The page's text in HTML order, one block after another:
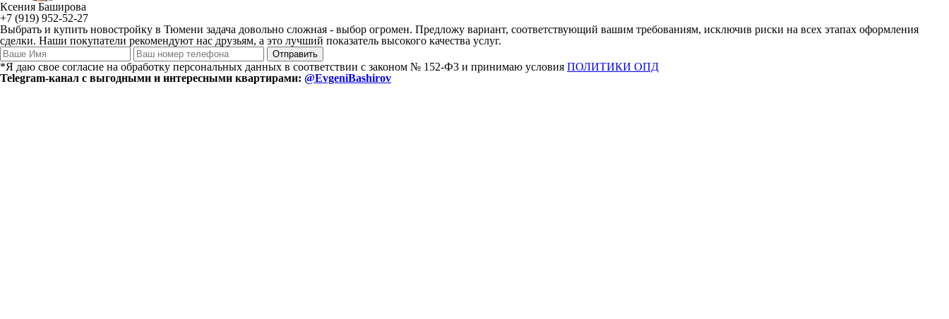
Ксения Баширова
+7 (919) 952-52-27
Выбрать и купить новостройку в Тюмени задача довольно сложная - выбор огромен. Предложу вариант, соответствующий вашим требованиям, исключив риски на всех этапах оформления
сделки. Наши покупатели рекомендуют нас друзьям, а это лучший показатель высокого качества услуг.
*Я даю свое согласие на обработку персональных данных в соответствии с законом № 152-Ф3 и принимаю условия ПОЛИТИКИ ОПД
Telegram-канал с выгодными и интересными квартирами: @EvgeniBashirov